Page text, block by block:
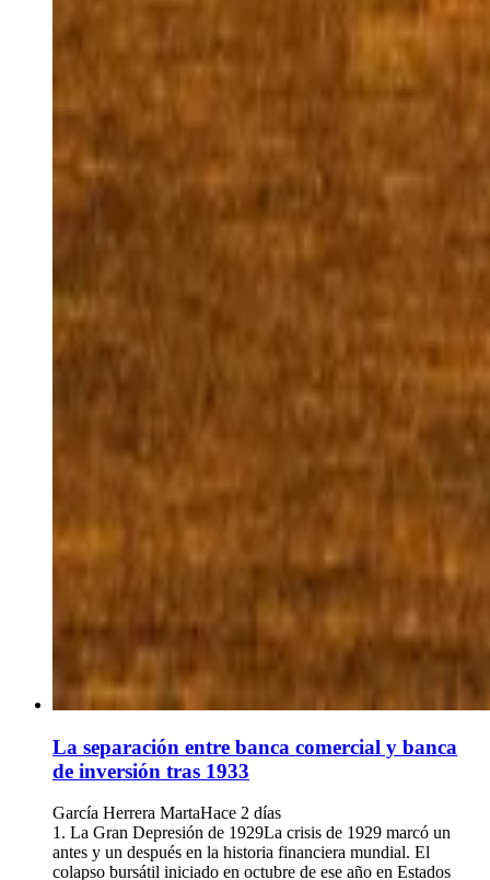
La separación entre banca comercial y banca
de inversión tras 1933
García Herrera MartaHace 2 días
1. La Gran Depresión de 1929La crisis de 1929 marcó un
antes y un después en la historia financiera mundial. El
colapso bursátil iniciado en octubre de ese año en Estados